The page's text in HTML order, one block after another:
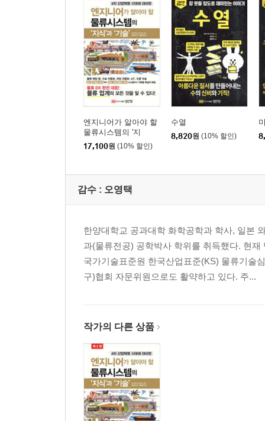
엔지니어가 알아야 할
물류시스템의 '지
식'과'기술'
17,100원 (10% 할인)
수열
8,820원 (10% 할인)
감수 : 오영택
한양대학교 공과대학 화학공학과 학사, 일본
과(물류전공) 공학박사 학위를 취득했다. 현
국가기술표준원 한국산업표준(KS) 물류기술
구)협회 자문위원으로도 활약하고 있다. 주...
작가의 다른 상품